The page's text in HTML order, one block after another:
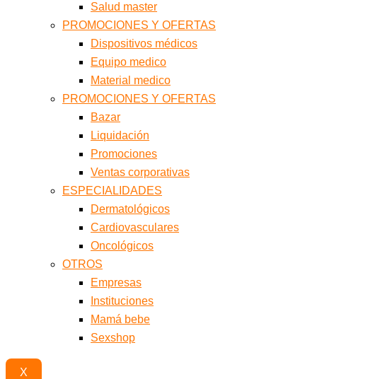
Salud master
PROMOCIONES Y OFERTAS
Dispositivos médicos
Equipo medico
Material medico
PROMOCIONES Y OFERTAS
Bazar
Liquidación
Promociones
Ventas corporativas
ESPECIALIDADES
Dermatológicos
Cardiovasculares
Oncológicos
OTROS
Empresas
Instituciones
Mamá bebe
Sexshop
X